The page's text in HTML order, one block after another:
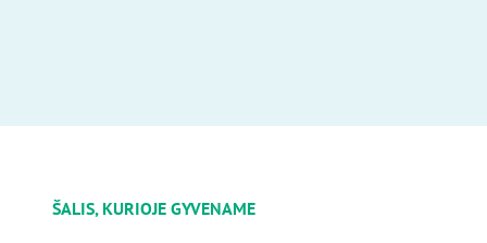
ŠALIS, KURIOJE GYVENAME